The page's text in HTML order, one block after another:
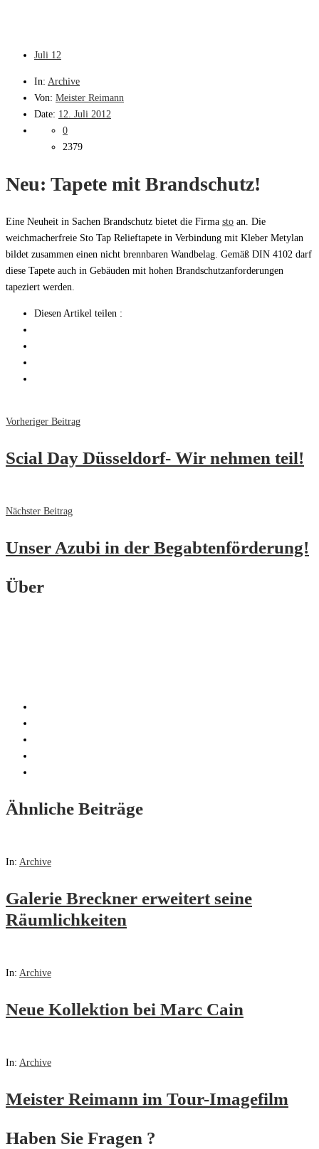
Juli 12
In: Archive
Von: Meister Reimann
Date: 12. Juli 2012
0
2379
Neu: Tapete mit Brandschutz!
Eine Neuheit in Sachen Brandschutz bietet die Firma sto an. Die
weichmacherfreie Sto Tap Relieftapete in Verbindung mit Kleber Metylan
bildet zusammen einen nicht brennbaren Wandbelag. Gemäß DIN 4102 darf
diese Tapete auch in Gebäuden mit hohen Brandschutzanforderungen
tapeziert werden.
Diesen Artikel teilen :
Vorheriger Beitrag
Scial Day Düsseldorf- Wir nehmen teil!
Nächster Beitrag
Unser Azubi in der Begabtenförderung!
Über
Ähnliche Beiträge
In: Archive
Galerie Breckner erweitert seine
Räumlichkeiten
In: Archive
Neue Kollektion bei Marc Cain
In: Archive
Meister Reimann im Tour-Imagefilm
Haben Sie Fragen ?